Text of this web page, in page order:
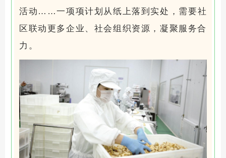
活动……一项项计划从纸上落到实处，需要社
区联动更多企业、社会组织资源，凝聚服务合
力。